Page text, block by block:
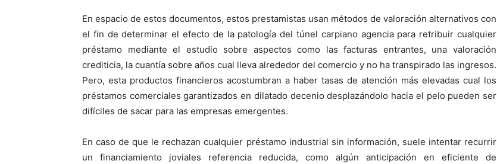
En espacio de estos documentos, estos prestamistas usan métodos de valoración alternativos con
el fin de determinar el efecto de la patologí­a del túnel carpiano agencia para retribuir cualquier
préstamo mediante el estudio sobre aspectos como las facturas entrantes, una valoración
crediticia, la cuantía sobre años cual lleva alrededor del comercio y no ha transpirado las ingresos.
Pero, esta productos financieros acostumbran a haber tasas de atención más elevadas cual los
préstamos comerciales garantizados en dilatado decenio desplazándolo hacia el pelo pueden ser
difíciles de sacar para las empresas emergentes.
En caso de que le rechazan cualquier préstamo industrial sin información, suele intentar recurrir
un financiamiento joviales referencia reducida, como algún anticipación en eficiente de